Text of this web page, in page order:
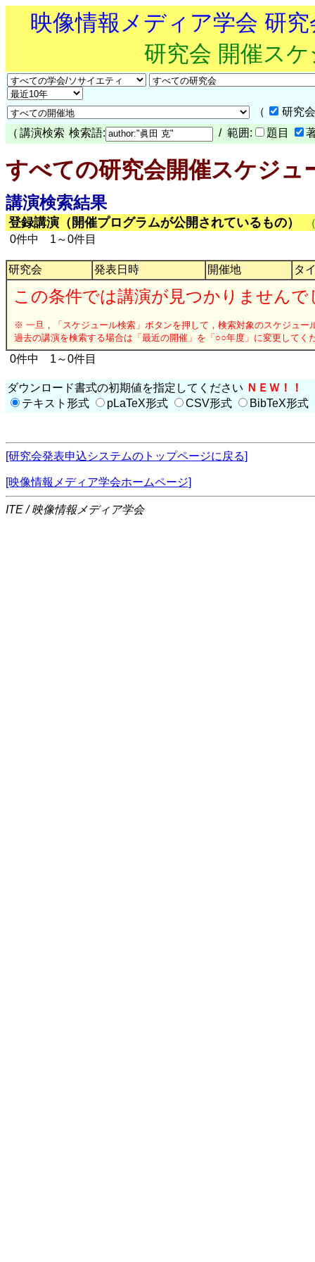
映像情報メディア学会 研
研究会 開催ス
（
研究
（ 講演検索 検索語: / 範囲: 題目
すべての研究会開催スケジュ
講演検索結果
登録講演（開催プログラムが公開されているもの）
0件中 1～0件目
研究会 発表日時 開催地 タ
この条件では講演が見つかりませんで
※ 一旦，「スケジュール検索」ボタンを押して，検索対象のスケジュー
過去の講演を検索する場合は「最近の開催」を「○○年度」に変更してく
0件中 1～0件目
ダウンロード書式の初期値を指定してください ＮＥＷ！！
テキスト形式
pLaTeX形式 CSV形式 BibTeX形式
[研究会発表申込システムのトップページに戻る]
[映像情報メディア学会ホームページ]
ITE / 映像情報メディア学会